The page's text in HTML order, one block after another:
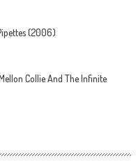
(2006)
Collie And The Infinite